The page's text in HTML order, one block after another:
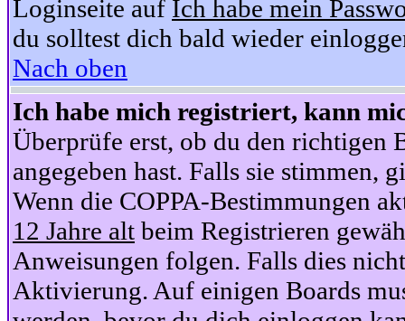
Loginseite auf Ich habe mein
du solltest dich bald wieder
Nach oben
Ich habe mich registriert, kann
Überprüfe erst, ob du den richtigen
angegeben hast. Falls sie stimmen,
Wenn die COPPA-Bestimmungen
12 Jahre alt beim Registrieren
Anweisungen folgen. Falls dies
Aktivierung. Auf einigen Boards